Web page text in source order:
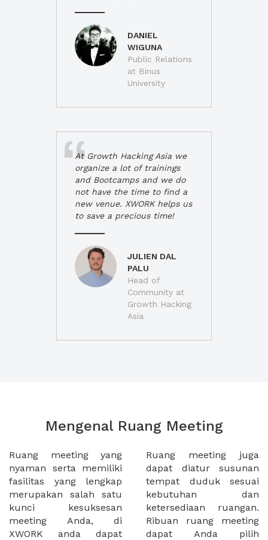
DANIEL
WIGUNA
Public Relations
at Binus
University
At Growth Hacking Asia we
organize a lot of trainings
and Bootcamps and we do
not have the time to find a
new venue. XWORK helps us
to save a precious time!
JULIEN DAL
PALU
Head of
Community at
Growth Hacking
Asia
Mengenal Ruang Meeting
Ruang meeting yang
nyaman serta memiliki
fasilitas yang lengkap
merupakan salah satu
kunci kesuksesan
meeting Anda, di
XWORK anda dapat
Ruang meeting juga
dapat diatur susunan
tempat duduk sesuai
kebutuhan dan
ketersediaan ruangan.
Ribuan ruang meeting
dapat Anda pilih